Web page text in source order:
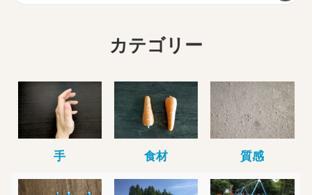
カテゴリー
手 食材 質感